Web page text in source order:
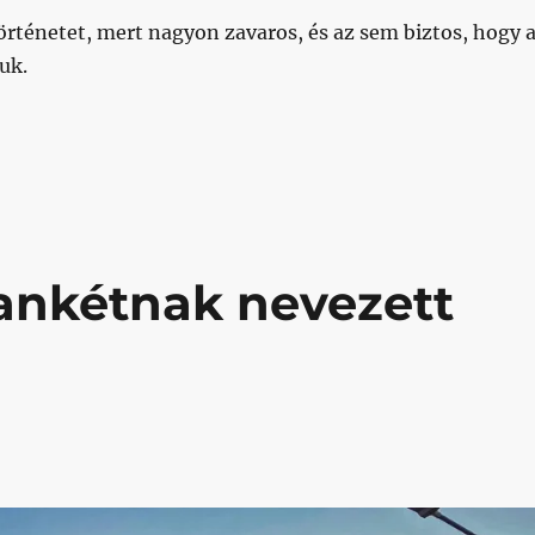
mert nagyon zavaros, és az sem biztos, hogy a
arról, hogy a Bozsik rendelkezik saját kúttal
nevezett